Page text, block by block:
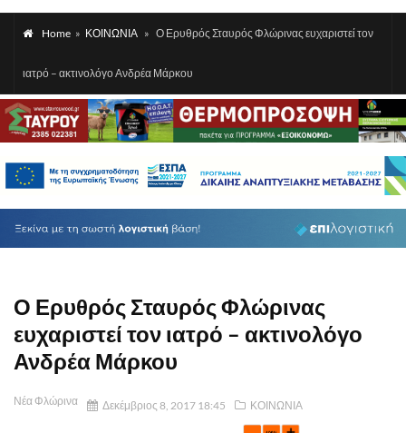
Home » ΚΟΙΝΩΝΙΑ » Ο Ερυθρός Σταυρός Φλώρινας ευχαριστεί τον
ιατρό – ακτινολόγο Ανδρέα Μάρκου
Ο Ερυθρός Σταυρός Φλώρινας
ευχαριστεί τον ιατρό – ακτινολόγο
Ανδρέα Μάρκου
Νέα Φλώρινα Δεκέμβριος 8, 2017 18:45 ΚΟΙΝΩΝΙΑ